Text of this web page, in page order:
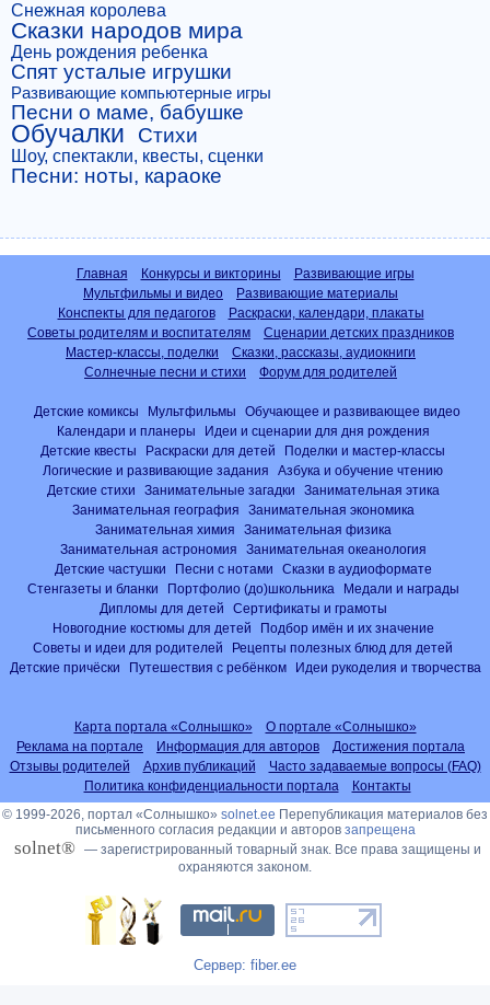
Снежная королева
Сказки народов мира
День рождения ребенка
Спят усталые игрушки
Развивающие компьютерные игры
Песни о маме, бабушке
Обучалки Стихи
Шоу, спектакли, квесты, сценки
Песни: ноты, караоке
Главная Конкурсы и викторины
Развивающие игры
Мультфильмы и видео
Развивающие материалы
Конспекты для педагогов
Раскраски, календари, плакаты
Советы родителям и воспитателям
Сценарии детских праздников
Мастер-классы, поделки
Сказки, рассказы, аудиокниги
Солнечные песни и стихи
Форум для родителей
Детские комиксы Мультфильмы
Обучающее и развивающее видео
Календари и планеры
Идеи и сценарии для дня рождения
Детские квесты
Раскраски для детей
Поделки и мастер-классы
Логические и развивающие задания
Азбука и обучение чтению
Детские стихи
Занимательные загадки
Занимательная этика
Занимательная география
Занимательная экономика
Занимательная химия
Занимательная физика
Занимательная астрономия
Занимательная океанология
Детские частушки
Песни с нотами
Сказки в аудиоформате
Стенгазеты и бланки
Портфолио (до)школьника
Медали и награды
Дипломы для детей
Сертификаты и грамоты
Новогодние костюмы для детей
Подбор имён и их значение
Советы и идеи для родителей
Рецепты полезных блюд для детей
Детские причёски
Путешествия с ребёнком Идеи рукоделия и творчества
Карта портала «Солнышко»
О портале «Солнышко»
Реклама на портале
Информация для авторов
Достижения портала
Отзывы родителей
Архив публикаций
Часто задаваемые вопросы (FAQ)
Политика конфиденциальности портала
Контакты
© 1999-2026, портал «Солнышко» solnet.ee Перепубликация материалов без
письменного согласия редакции и авторов запрещена
solnet® — зарегистрированный товарный знак. Все права защищены и
охраняются законом.
Сервер: fiber.ee